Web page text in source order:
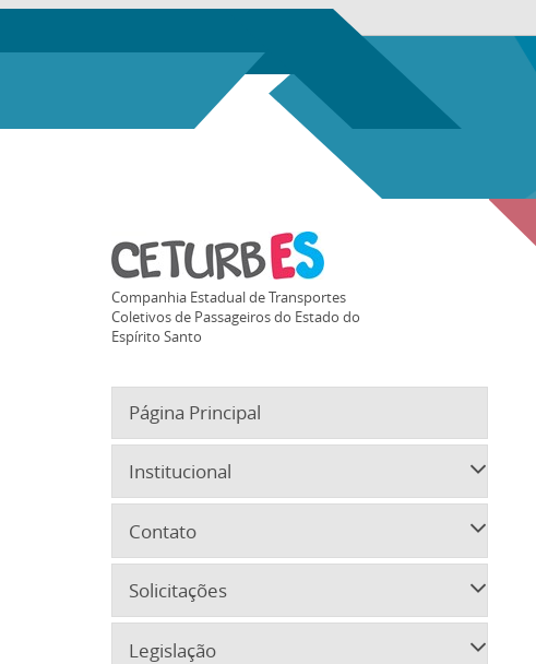
Companhia Estadual de Transportes
Coletivos de Passageiros do Estado do
Espírito Santo
Página Principal
Institucional
Contato
Solicitações
Legislação